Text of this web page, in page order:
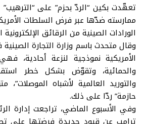
تعهّدت بكين “الردّ بحزم” على
ممارسته ضدّها عبر فرض السلطات
الورادات الصينية من الرقائق
وقال متحدث باسم وزارة التجارة الصينية
الأمريكية نموذجية لنزعة أحادية،
والحمائية، وتقوّض بشكل خطر
والتوريد العالمية لأشباه الموصلات”،
حازمة” ردّا على ذلك.
وفي الأسبوع الماضي، تراجعت إدارة